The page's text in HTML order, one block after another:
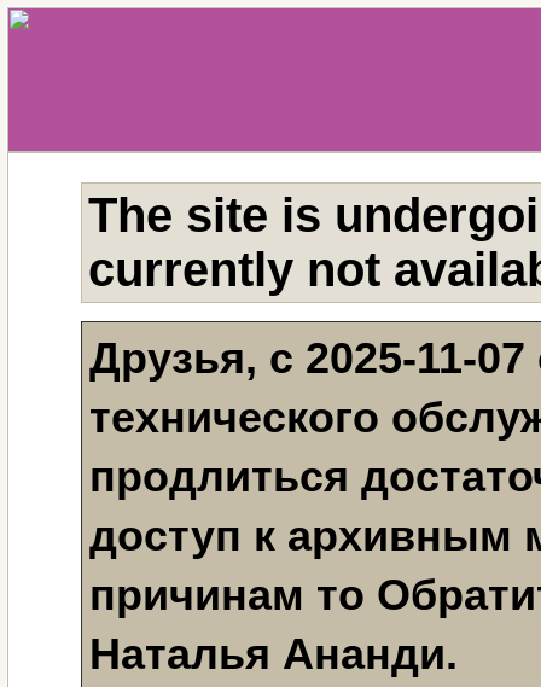
The site is
currently not
Друзья, с 2025-11-
технического
продлиться
доступ к архивным
причинам то
Наталья Ананди.